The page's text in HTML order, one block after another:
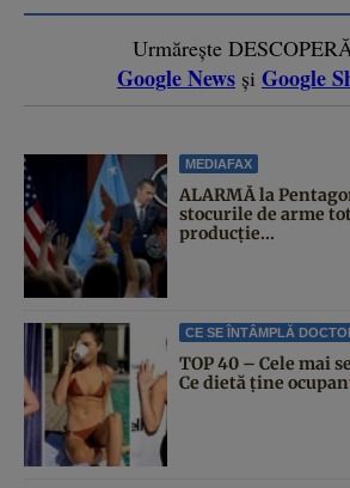
Urmărește
Google News și Google
MEDIAFAX
ALARMĂ la
stocurile de arme
producție...
CE SE ÎNTÂMPLĂ
TOP 40 – Cele mai
Ce dietă ține